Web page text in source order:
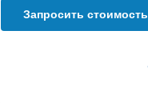
Запросить стоимость